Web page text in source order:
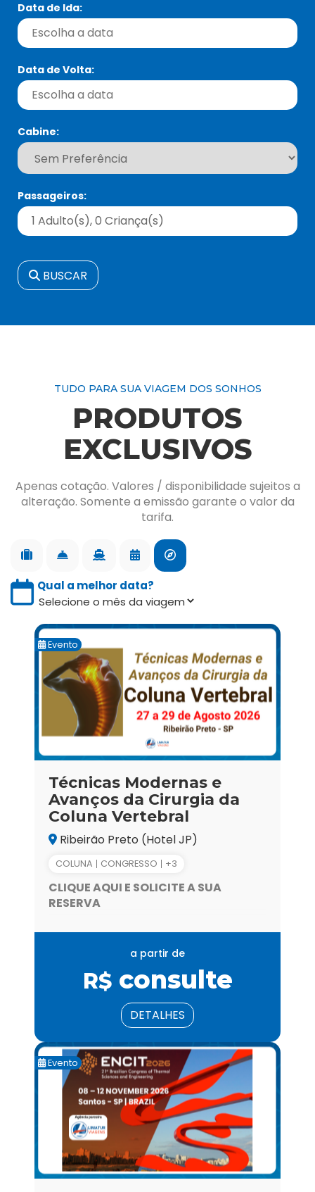
Data de Ida:
Data de Volta:
Cabine:
Passageiros:
BUSCAR
TUDO PARA SUA VIAGEM DOS SONHOS
PRODUTOS
EXCLUSIVOS
Apenas cotação. Valores / disponibilidade sujeitos a
alteração. Somente a emissão garante o valor da
tarifa.
Qual a melhor data?
Evento
Técnicas Modernas e
Avanços da Cirurgia da
Coluna Vertebral
Ribeirão Preto (Hotel JP)
COLUNA CONGRESSO +3
CLIQUE AQUI E SOLICITE A SUA
RESERVA
a partir de
R$consulte
DETALHES
Evento